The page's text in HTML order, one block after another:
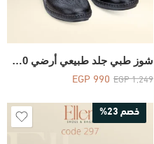
شوز طبي جلد طبيعي أرضي Code 880
EGP1,249
EGP990
خصم 23%